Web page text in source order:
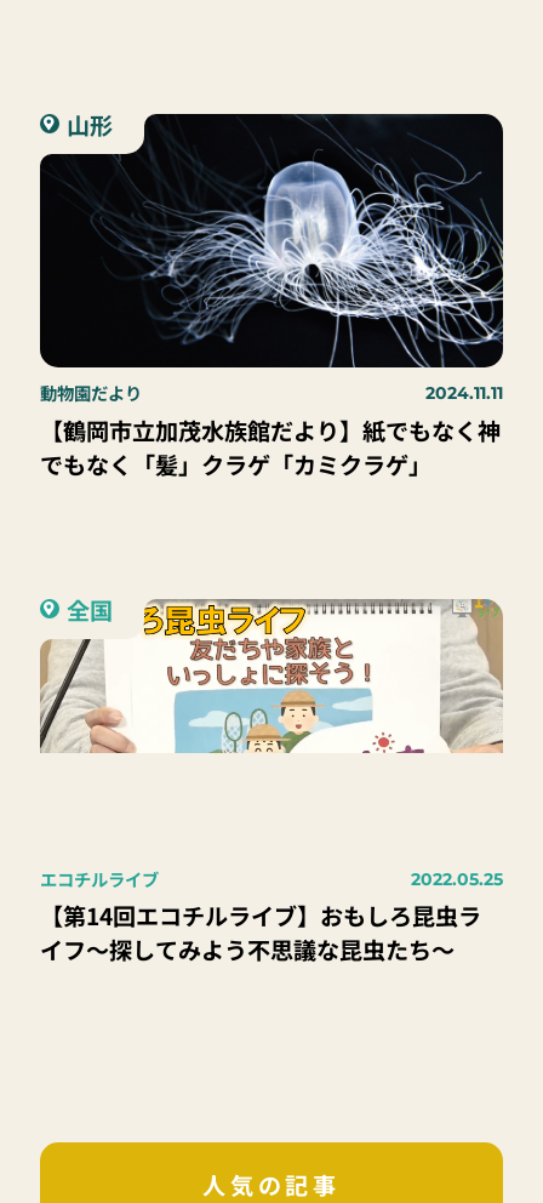
山形
動物園だより 2024.11.11
【鶴岡市立加茂水族館だより】紙でもなく神
でもなく「髪」クラゲ「カミクラゲ」
全国
エコチルライブ 2022.05.25
【第14回エコチルライブ】おもしろ昆虫ラ
イフ〜探してみよう不思議な昆虫たち〜
人気の記事